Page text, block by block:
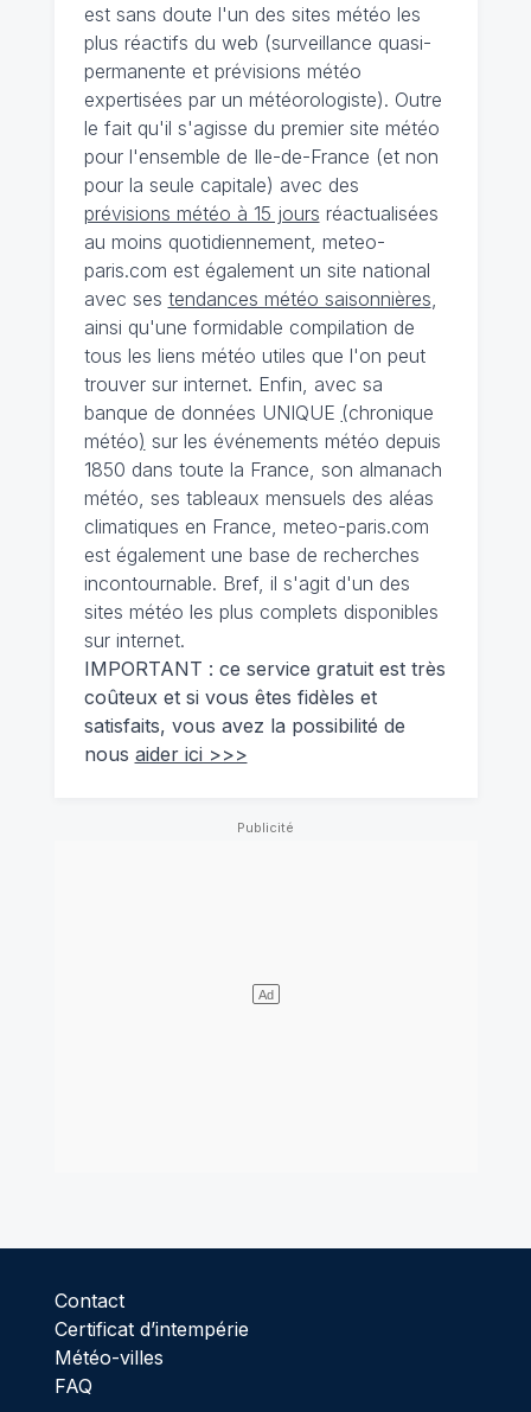
est sans doute l'un des sites météo les
plus réactifs du web (surveillance quasi-
permanente et prévisions météo
expertisées par un météorologiste). Outre
le fait qu'il s'agisse du premier site météo
pour l'ensemble de Ile-de-France (et non
pour la seule capitale) avec des
prévisions météo à 15 jours réactualisées
au moins quotidiennement, meteo-
paris.com est également un site national
avec ses tendances météo saisonnières
ainsi qu'une formidable compilation de
tous les liens météo utiles que l'on peut
trouver sur internet. Enfin, avec sa
banque de données UNIQUE (chronique
météo) sur les événements météo depuis
1850 dans toute la France, son almanach
météo, ses tableaux mensuels des aléas
climatiques en France, meteo-paris.com
est également une base de recherches
incontournable. Bref, il s'agit d'un des
sites météo les plus complets disponibles
sur internet.
IMPORTANT : ce service gratuit est très
coûteux et si vous êtes fidèles et
satisfaits, vous avez la possibilité de
nous aider ici >>>
Contact
Certificat d’intempérie
Météo-villes
FAQ